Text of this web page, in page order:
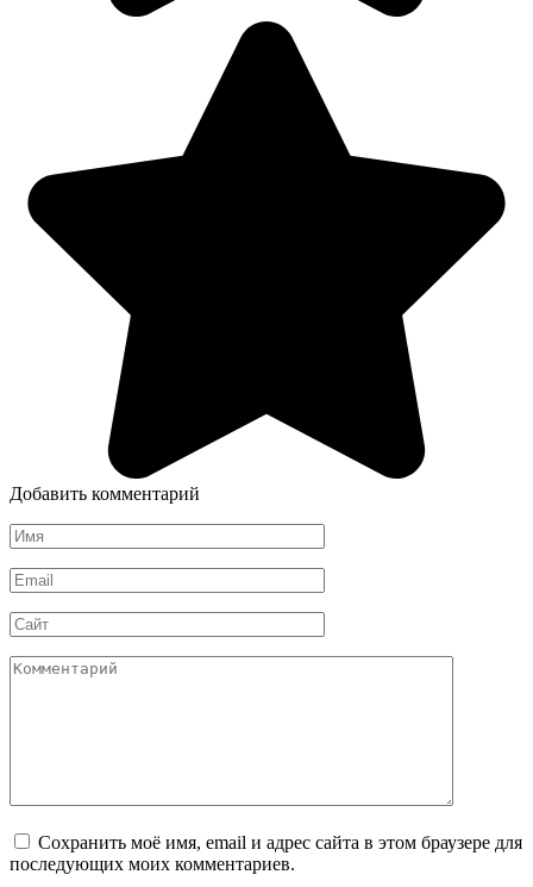
Добавить комментарий
Имя
*
Email
*
Сайт
Комментарий
Сохранить моё имя, email и адрес сайта в этом браузере для
последующих моих комментариев.